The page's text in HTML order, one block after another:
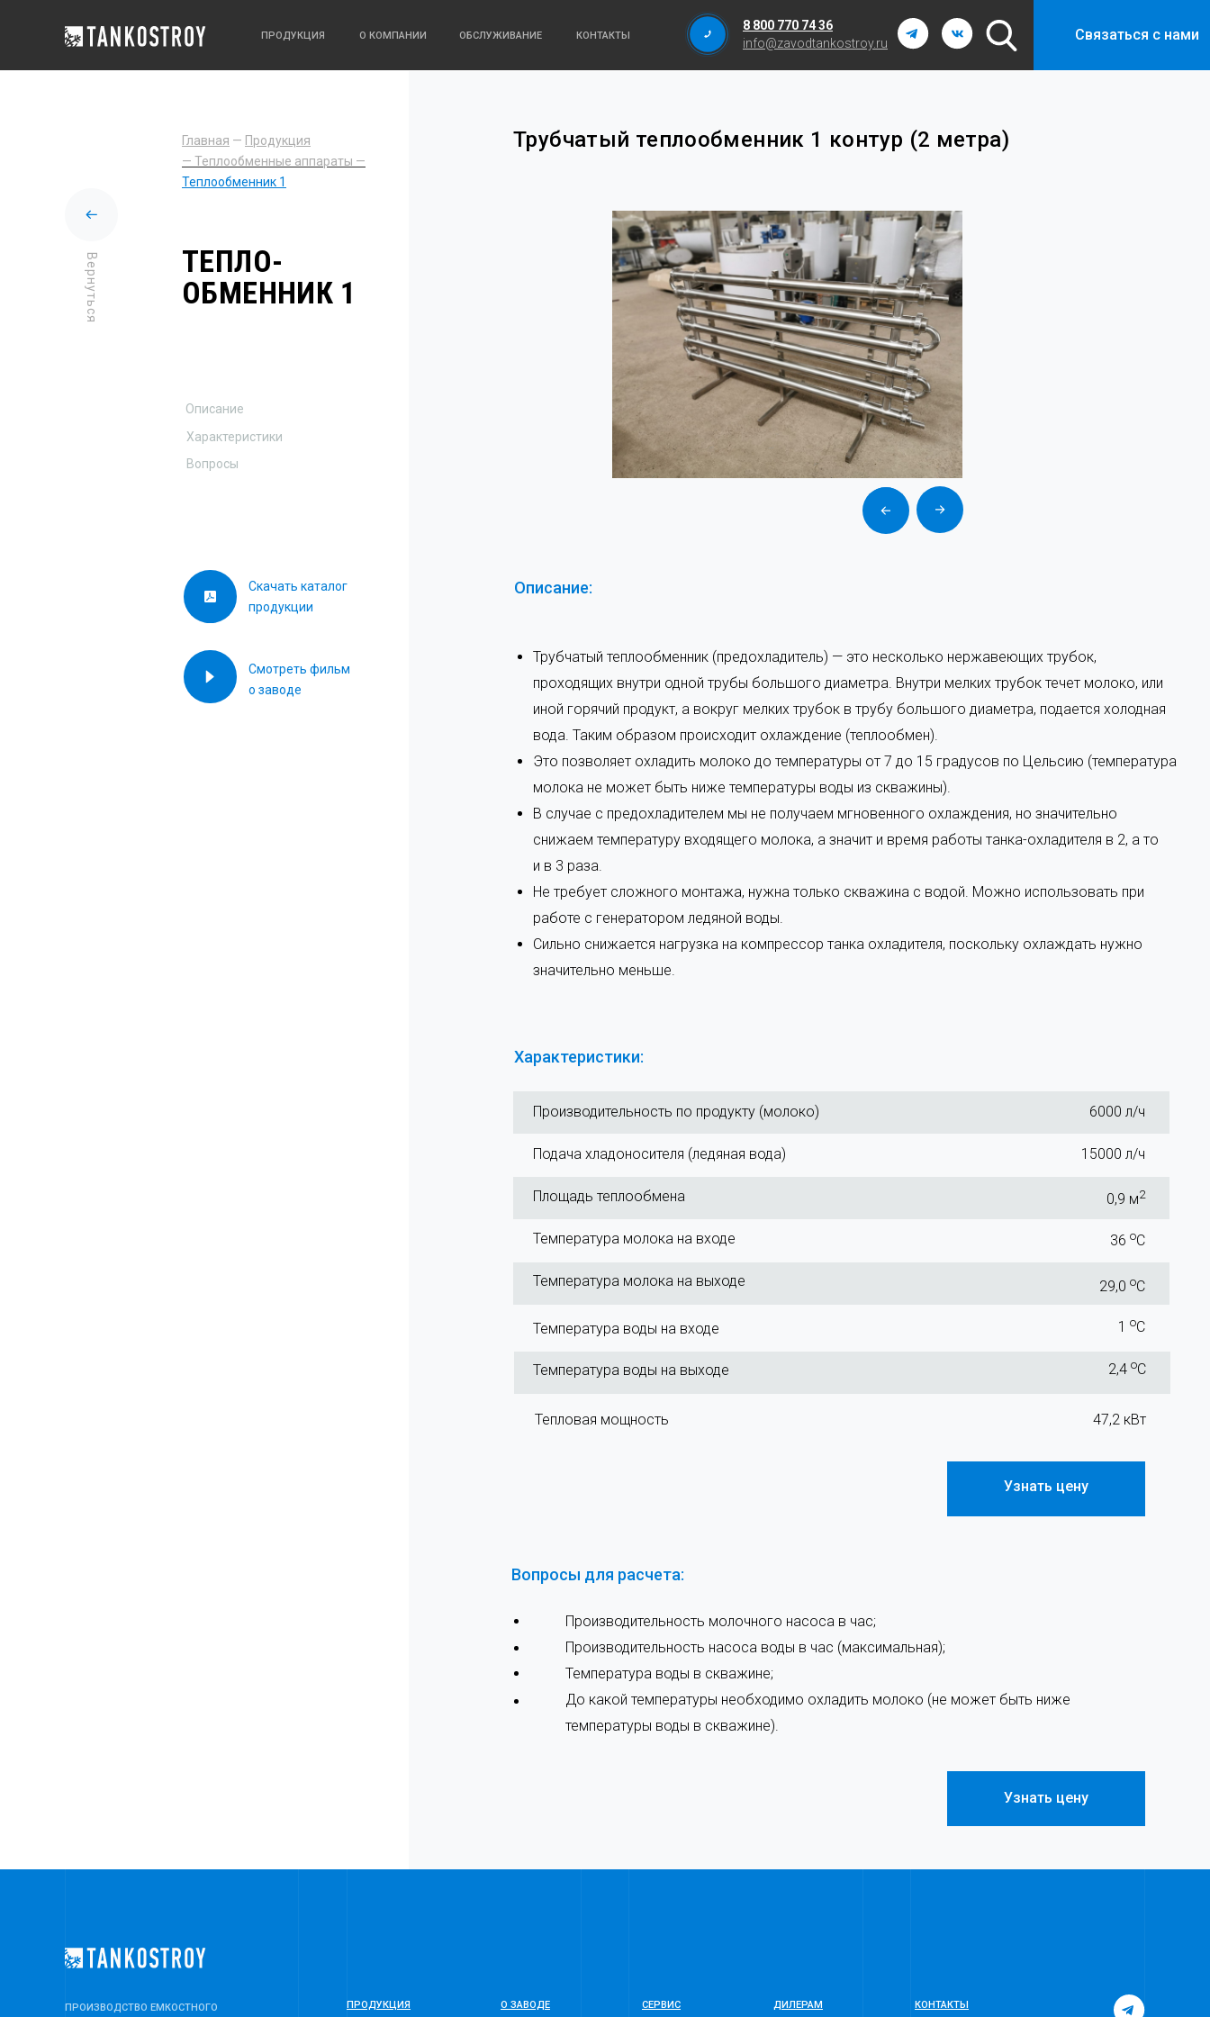
ПРОДУКЦИЯ О КОМПАНИИ ОБСЛУЖИВАНИЕ КОНТАКТЫ
8 800 770 74 36
info@zavodtankostroy.ru
Связаться с нами
ТЕПЛО-
ОБМЕННИК 1
Вернуться
Главная — Продукция
— Теплообменные аппараты —
Теплообменник 1
Скачать каталог
продукции
Смотреть фильм
о заводе
Описание
Характеристики
Вопросы
Трубчатый теплообменник 1 контур (2 метра)
Описание:
Трубчатый теплообменник (предохладитель) — это несколько нержавеющих трубок,
проходящих внутри одной трубы большого диаметра. Внутри мелких трубок течет молоко, или
иной горячий продукт, а вокруг мелких трубок в трубу большого диаметра, подается холодная
вода. Таким образом происходит охлаждение (теплообмен).
Это позволяет охладить молоко до температуры от 7 до 15 градусов по Цельсию (температура
молока не может быть ниже температуры воды из скважины).
В случае с предохладителем мы не получаем мгновенного охлаждения, но значительно
снижаем температуру входящего молока, а значит и время работы танка-охладителя в 2, а то
и в 3 раза.
Не требует сложного монтажа, нужна только скважина с водой. Можно использовать при
работе с генератором ледяной воды.
Сильно снижается нагрузка на компрессор танка охладителя, поскольку охлаждать нужно
значительно меньше.
Характеристики:
Производительность по продукту (молоко) 6000 л/ч
15000 л/ч
0,9 м2
29,0 oС
1 oС
Подача хладоносителя (ледяная вода)
Площадь теплообмена
Температура воды на входе
Температура молока на выходе
Узнать цену
36 oС
Температура молока на входе
2,4 oС
47,2 кВт
Тепловая мощность
Температура воды на выходе
Вопросы для расчета:
Производительность молочного насоса в час;
Производительность насоса воды в час (максимальная);
Температура воды в скважине;
До какой температуры необходимо охладить молоко (не может быть ниже
температуры воды в скважине).
Узнать цену
ПРОИЗВОДСТВО ЕМКОСТНОГО ПРОДУКЦИЯ О ЗАВОДЕ СЕРВИС ДИЛЕРАМ КОНТАКТЫ